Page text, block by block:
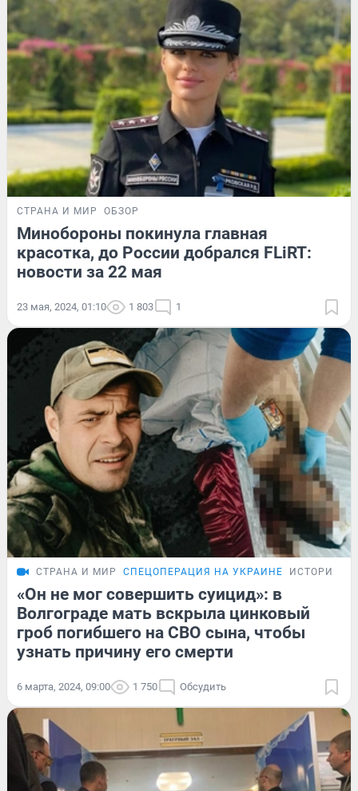
СТРАНА И МИР ОБЗОР
Минобороны покинула главная
красотка, до России добрался FLiRT:
новости за 22 мая
23 мая, 2024, 01:10 1 803 1
СТРАНА И МИР СПЕЦОПЕРАЦИЯ НА УКРАИНЕ ИСТОРИИ
«Он не мог совершить суицид»: в
Волгограде мать вскрыла цинковый
гроб погибшего на СВО сына, чтобы
узнать причину его смерти
6 марта, 2024, 09:00 1 750 Обсудить